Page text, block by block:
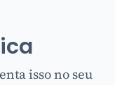
isso no seu